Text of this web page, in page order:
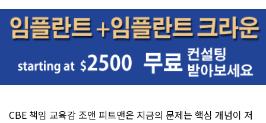
CBE 책임 교육감 조앤 피트맨은 지금의 문제는 핵심 개념이 저